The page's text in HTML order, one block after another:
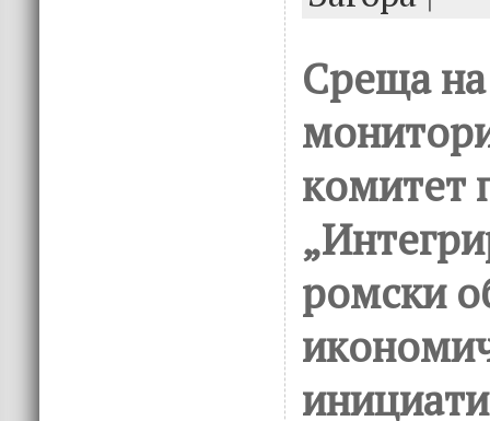
Среща на
комитет
ромски